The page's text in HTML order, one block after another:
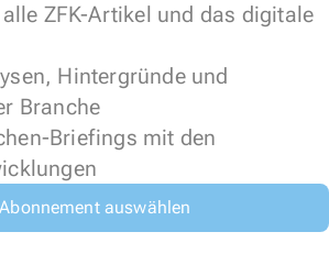
ZFK-Artikel und das digitale
Hintergründe und
Branche
Briefings mit den
auswählen